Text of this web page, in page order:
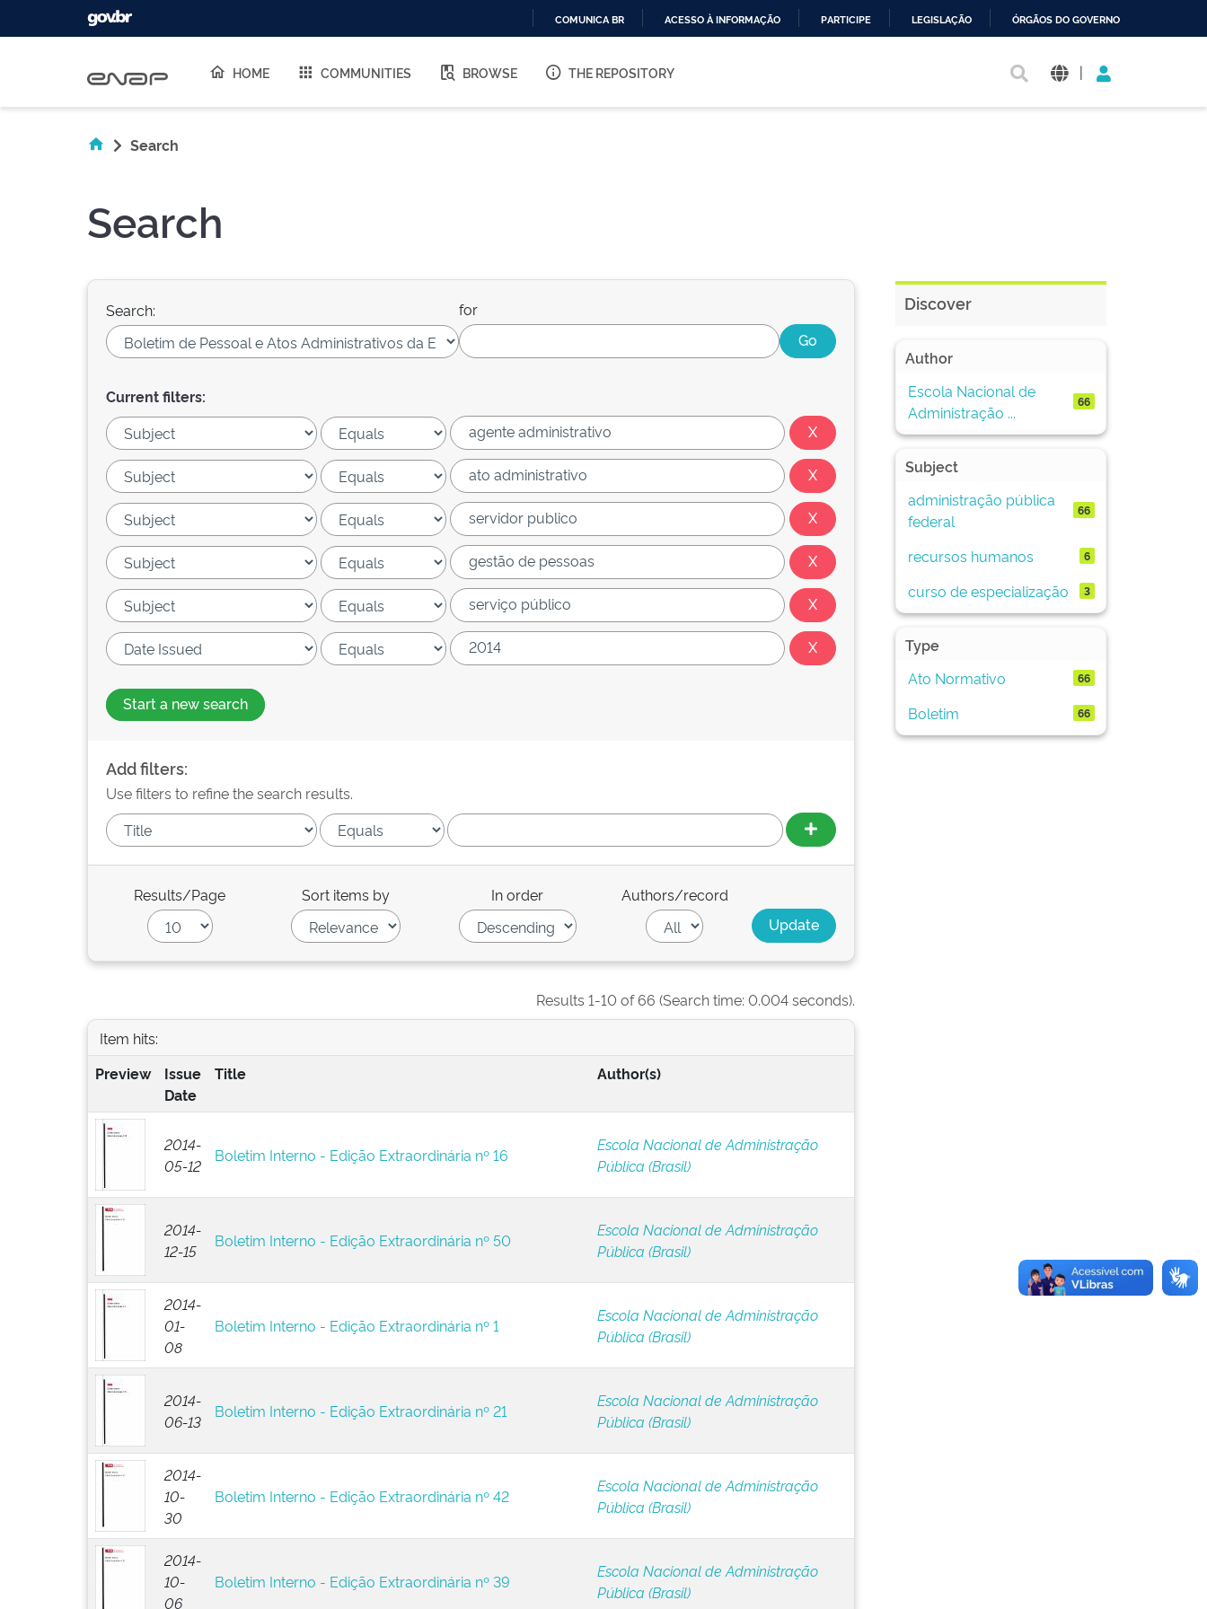
O
COMUNICA BR ACESSO À INFORMAÇÃO PARTICIPE LEGISLAÇÃO ÓRGÃOS DO GOVERNO
HOME COMMUNITIES BROWSE THE REPOSITORY |
Search
Search
Search: for
Current filters:
Start a new search
Add filters:
Use filters to refine the search results.
Results/Page Sort items by In order Authors/record
Results 1-10 of 66 (Search time: 0.004 seconds).
Item hits:
Preview
Issue
Date
Title Author(s)
2014-
05-12
Boletim Interno - Edição Extraordinária nº 16
Escola Nacional de Administração
Pública (Brasil)
2014-
12-15
Boletim Interno - Edição Extraordinária nº 50
Escola Nacional de Administração
Pública (Brasil)
2014-
01-
08
Boletim Interno - Edição Extraordinária nº 1
Escola Nacional de Administração
Pública (Brasil)
2014-
06-13
Boletim Interno - Edição Extraordinária nº 21
Escola Nacional de Administração
Pública (Brasil)
2014-
10-
30
Boletim Interno - Edição Extraordinária nº 42
Escola Nacional de Administração
Pública (Brasil)
2014-
10-
06
Boletim Interno - Edição Extraordinária nº 39
Escola Nacional de Administração
Pública (Brasil)
Discover
Author
Escola Nacional de
Administração ...
66
Subject
administração pública
federal
66
recursos humanos 6
curso de especialização 3
Type
Ato Normativo
66
Boletim 66